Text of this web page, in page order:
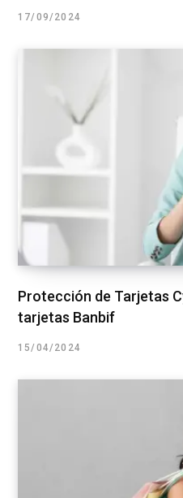
17/09/2024
Protección de Tarjetas
tarjetas Banbif
15/04/2024